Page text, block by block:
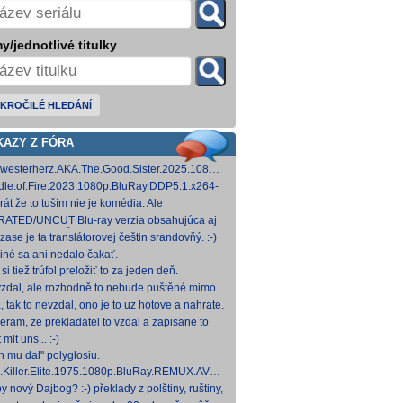
jednotlivé titulky
HLEDÁNÍ
Z FÓRA
cinepth [5,88 GB] Nemecké
[18,74 GB]
že to tuším nie je komédia. Ale
sa môže konať. Možno príde aj
pes a tomu
UNCUT Blu-ray verzia obsahujúca aj
Skarsgårda, explicitnejšie zábery sexu
je ta translátorovej češtin srandovňý. :-)
sa ani nedalo čakať.
si tiež trúfol preložiť to za jeden deň.
ale rozhodně to nebude puštěné mimo
Samozřejmě překladač.
tak to nevzdal, ono je to uz hotove a nahrate.
ze prekladatel to vzdal a zapisane to
mit uns... :-)
mu dal" polyglosiu.
[21,73 GB] Dnes na WS.
nový Dajbog? :-) překlady z polštiny, ruštiny,